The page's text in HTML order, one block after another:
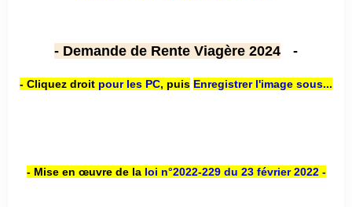
- Demande de Rente Viagère 2024 -
- Cliquez droit pour les PC, puis Enregistrer l'image sous...
- Mise en œuvre de la loi n°2022-229 du 23 février 2022 -